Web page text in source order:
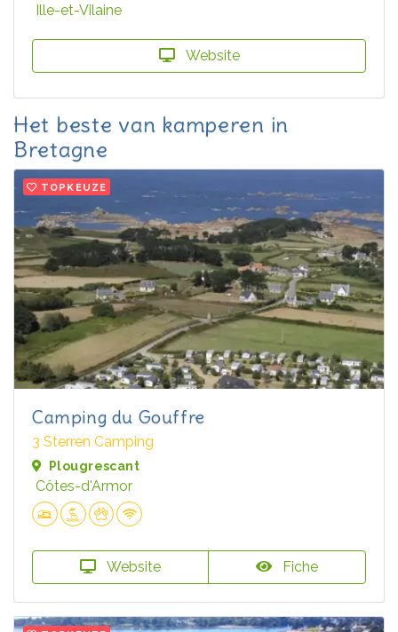
Ille-et-Vilaine
Website
Het beste van kamperen in
Bretagne
TOPKEUZE
Camping du Gouffre
3 Sterren Camping
Plougrescant
Côtes-d'Armor
Website Fiche